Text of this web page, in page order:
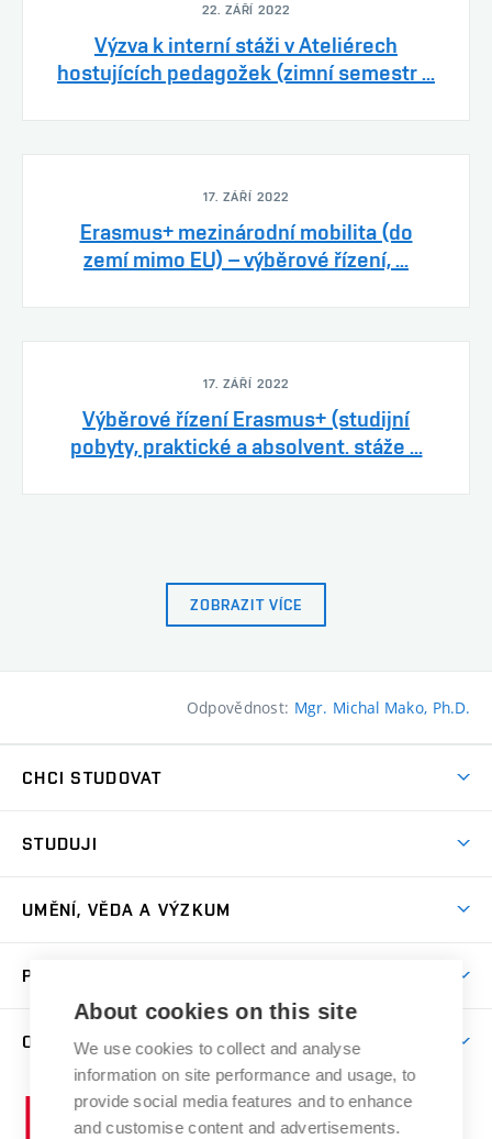
22. ZÁŘÍ 2022
Výzva k interní stáži v Ateliérech
hostujících pedagožek (zimní semestr ...
17. ZÁŘÍ 2022
Erasmus+ mezinárodní mobilita (do
zemí mimo EU) – výběrové řízení, ...
17. ZÁŘÍ 2022
Výběrové řízení Erasmus+ (studijní
pobyty, praktické a absolvent. stáže ...
ZOBRAZIT VÍCE
Odpovědnost: Mgr. Michal Mako, Ph.D.
CHCI STUDOVAT
Přijímačky
Dny otevřených dveří
Přípravné kurzy
Studium bez bariér
Katedra teorií a dějin umění
Kabinety a dílny
Kontakt
STUDUJI
Časový plán studia
Studijní předpisy a formuláře
Studium a stáže v zahraničí
Rezidenční pobyty
Odborná praxe
UMĚNÍ, VĚDA A VÝZKUM
Publikační činnost
Projekty
Výstavy
PRO VEŘEJNOST
Letní školy a semestrální kurzy
Nakladatelská a vydavatelská činnost
Research Catalogue
O FAKULTĚ
Aktuality
Informační tabule
Vysoké
About cookies on this site
We use cookies to collect and analyse
information on site performance and usage, to
provide social media features and to enhance
and customise content and advertisements.